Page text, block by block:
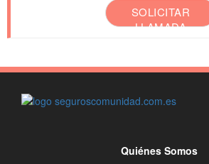
SOLICITAR
LLAMADA
Quiénes Somos